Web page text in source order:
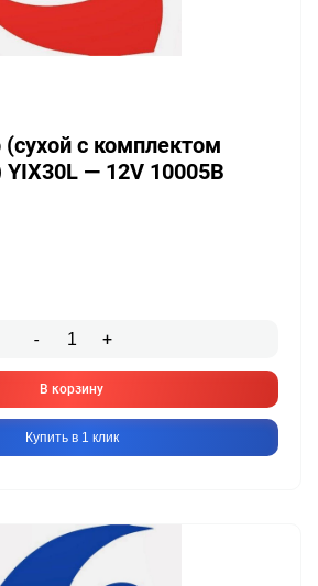
с комплектом
YIX30L — 12V 10005B
- +
В корзину
Купить в 1 клик